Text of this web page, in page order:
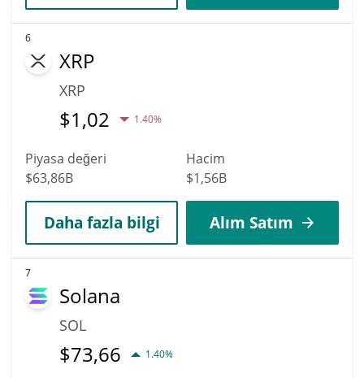
6
XRP
XRP
$1,02 1.40%
Piyasa değeri
$63,86B
Hacim
$1,56B
Daha fazla bilgi Alım Satım
7
Solana
SOL
$73,66 1.40%